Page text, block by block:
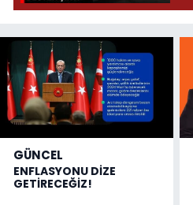
GÜNCEL
ENFLASYONU DİZE
GETİRECEĞİZ!